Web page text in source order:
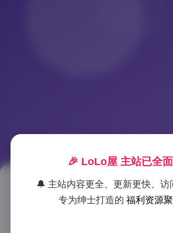
ROSI写真完整图
🎉 LoLo屋 主站已全
🔔 主站内容更全、更新更快、访
专为绅士打造的 福利资源